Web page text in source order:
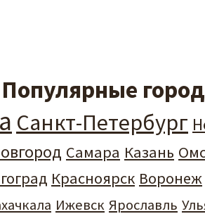
Санкт-Петербург
Самара Казань
Красноярск Воронеж
Ижевск Ярославль